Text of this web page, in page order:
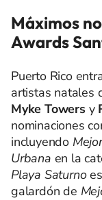
Máximos
Awards
Puerto Rico
artistas natales
Myke Towersy
nominaciones
incluyendo
Urbana en la
Playa Saturno
galardón de